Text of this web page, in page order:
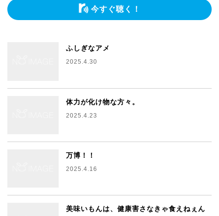
今すぐ聴く！
ふしぎなアメ
2025.4.30
体力が化け物な方々。
2025.4.23
万博！！
2025.4.16
美味いもんは、健康害さなきゃ食えねぇん